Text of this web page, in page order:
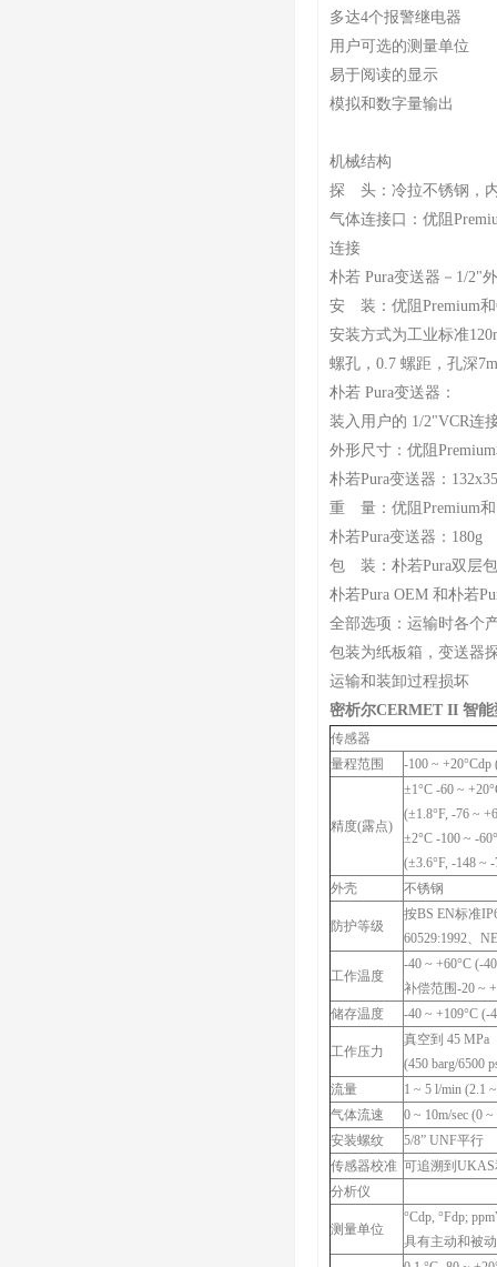
多达4个报警继电器
用户可选的测量单位
易于阅读的显示
模拟和数字量输出
机械结构
探 头：冷拉不锈钢，
气体连接口：优阻
连接
朴若 Pura变送器－1/2"
安 装：优阻Premium
安装方式为工业标准
螺孔，0.7 螺距，孔深
朴若 Pura变送器：
装入用户的 1/2"VCR连
外形尺寸：优阻
朴若Pura变送器：
重 量：优阻Premium和
朴若Pura变送器：180g
包 装：朴若Pura双层
朴若Pura OEM 和朴若
全部选项：运输时各个
包装为纸板箱，变送器
运输和装卸过程损坏
密析尔CERMET II 智能
传感器
量程范围
-100 ~ +20°Cdp
精度(露点)
±1°C -60 ~
(±1.8°F, -76 ~
±2°C -100 ~ -
(±3.6°F, -148 ~
外壳
不锈钢
防护等级
按BS EN标准
60529:1992、
工作温度
-40 ~ +60°C (-
补偿范围-20 ~
储存温度
-40 ~ +109°C (-
工作压力
真空到 45 MPa
(450 barg/6500
流量
1 ~ 5 l/min (2.1
气体流速
0 ~ 10m/sec (0 ~
安装螺纹
5/8” UNF平行
传感器校准 可追溯到
分析仪
测量单位
°Cdp, °Fdp;
具有主动和被